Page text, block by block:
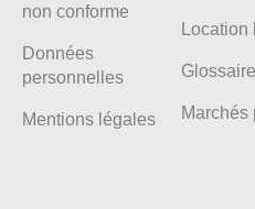
non conforme
Données
personnelles
Mentions légales
Location
Glossaire
Marchés